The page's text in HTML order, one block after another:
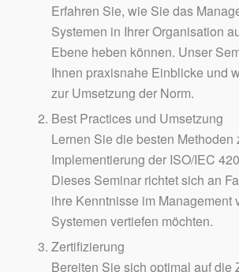
Erfahren Sie, wie Sie das
Systemen in Ihrer Organisation
Ebene heben können. Unser
Ihnen praxisnahe Einblicke und
zur Umsetzung der Norm.
Best Practices und Umsetzung
Lernen Sie die besten Methoden
Implementierung der ISO/IEC
Dieses Seminar richtet sich an
ihre Kenntnisse im Management
Systemen vertiefen möchten.
Zertifizierung
Bereiten Sie sich optimal auf die